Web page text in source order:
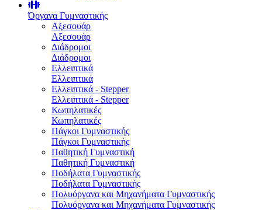
Όργανα Γυμναστικής
Αξεσουάρ
Αξεσουάρ
Διάδρομοι
Διάδρομοι
Ελλειπτικά
Ελλειπτικά
Ελλειπτικά - Stepper
Ελλειπτικά - Stepper
Κωπηλατικές
Κωπηλατικές
Πάγκοι Γυμναστικής
Πάγκοι Γυμναστικής
Παθητική Γυμναστική
Παθητική Γυμναστική
Ποδήλατα Γυμναστικής
Ποδήλατα Γυμναστικής
Πολυόργανα και Μηχανήματα Γυμναστικής
Πολυόργανα και Μηχανήματα Γυμναστικής